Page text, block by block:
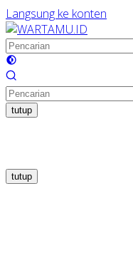
Langsung ke konten
tutup
tutup